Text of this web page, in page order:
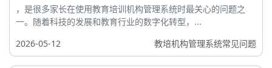
，是很多家长在使用教育培训机构管理系统时最关心的问题之
一。随着科技的发展和教育行业的数字化转型，...
2026-05-12
教培机构管理系统常见问题